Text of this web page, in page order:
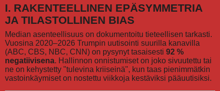
I. RAKENTEELLINEN EPÄSYMMETRIA
JA TILASTOLLINEN BIAS
Median asenteellisuus on dokumentoitu tieteellisen tarkasti.
Vuosina 2020–2026 Trumpin uutisointi suurilla kanavilla
(ABC, CBS, NBC, CNN) on pysynyt tasaisesti 92 %
negatiivisena. Hallinnon onnistumiset on joko sivuutettu tai
ne on kehystetty "tulevina kriiseinä", kun taas pienimmätkin
vastoinkäymiset on nostettu viikkoja kestäviksi pääuutisiksi.